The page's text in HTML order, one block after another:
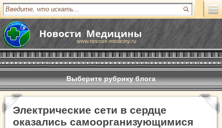
www.novosti-mediciny.ru
Выберите рубрику блога
Электрические сети в сердце
оказались самоорганизующимися